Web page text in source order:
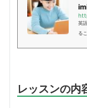
英
る
レッスンの内